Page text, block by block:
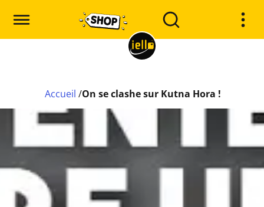
Accueil /On se clashe sur Kutna Hora !